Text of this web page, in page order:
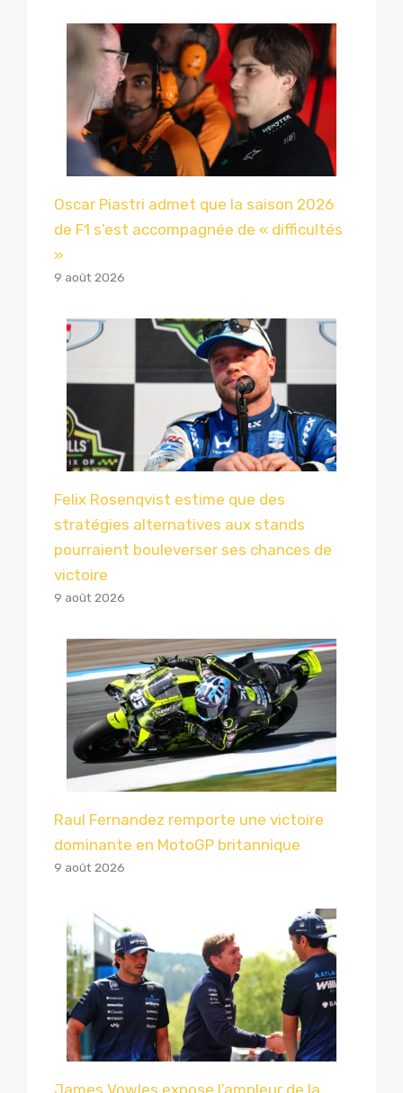
Oscar Piastri admet que la saison 2026
de F1 s’est accompagnée de « difficultés
»
9 août 2026
Felix Rosenqvist estime que des
stratégies alternatives aux stands
pourraient bouleverser ses chances de
victoire
9 août 2026
Raul Fernandez remporte une victoire
dominante en MotoGP britannique
9 août 2026
James Vowles expose l’ampleur de la